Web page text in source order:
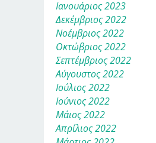
Ιανουάριος 2023
Δεκέμβριος 2022
Νοέμβριος 2022
Οκτώβριος 2022
Σεπτέμβριος 2022
Αύγουστος 2022
Ιούλιος 2022
Ιούνιος 2022
Μάιος 2022
Απρίλιος 2022